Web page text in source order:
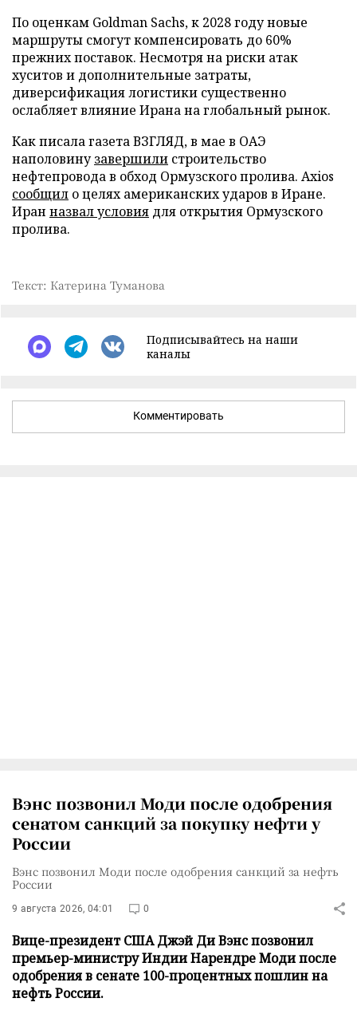
По оценкам Goldman Sachs, к 2028 году новые
маршруты смогут компенсировать до 60%
прежних поставок. Несмотря на риски атак
хуситов и дополнительные затраты,
диверсификация логистики существенно
ослабляет влияние Ирана на глобальный рынок.
Как писала газета ВЗГЛЯД, в мае в ОАЭ
наполовинузавершили строительство
нефтепровода в обход Ормузского пролива. Axios
сообщил о целях американских ударов в Иране.
Иран назвал условия для открытия Ормузского
пролива.
Текст: Катерина Туманова
Подписывайтесь на наши
каналы
Комментировать
Вэнс позвонил Моди после одобрения
сенатом санкций за покупку нефти у
России
Вэнс позвонил Моди после одобрения санкций за нефть
России
9 августа 2026, 04:01 0
Вице-президент США Джэй Ди Вэнс позвонил
премьер-министру Индии Нарендре Моди после
одобрения в сенате 100-процентных пошлин на
нефть России.